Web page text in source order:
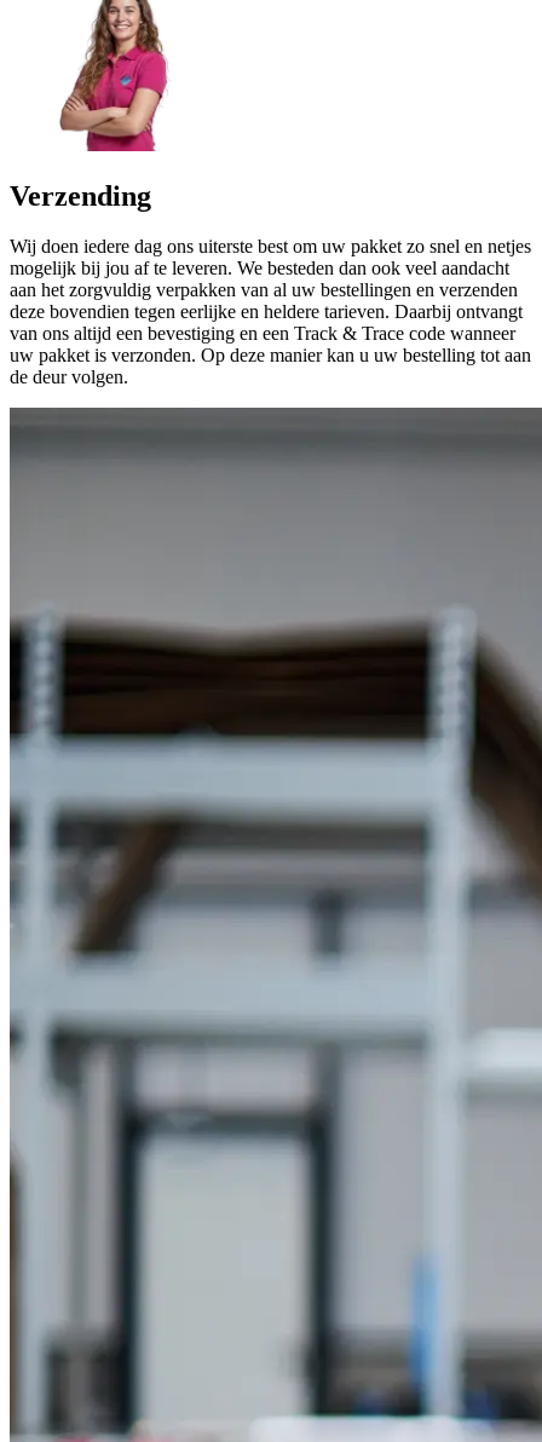
Verzending
Wij doen iedere dag ons uiterste best om uw pakket zo snel en netjes
mogelijk bij jou af te leveren. We besteden dan ook veel aandacht
aan het zorgvuldig verpakken van al uw bestellingen en verzenden
deze bovendien tegen eerlijke en heldere tarieven. Daarbij ontvangt
van ons altijd een bevestiging en een Track & Trace code wanneer
uw pakket is verzonden. Op deze manier kan u uw bestelling tot aan
de deur volgen.